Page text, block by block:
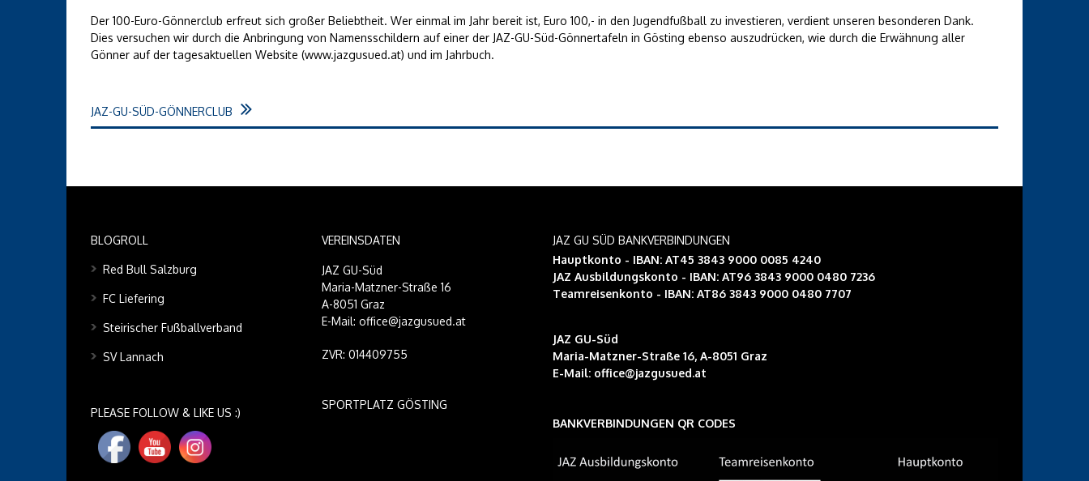
Der 100-Euro-Gönnerclub erfreut sich großer Beliebtheit. Wer einmal im Jahr bereit ist, Euro 100,- in den Jugendfußball zu investieren, verdient unseren besonderen Dank.
Dies versuchen wir durch die Anbringung von Namensschildern auf einer der JAZ-GU-Süd-Gönnertafeln in Gösting ebenso auszudrücken, wie durch die Erwähnung aller
Gönner auf der tagesaktuellen Website (www.jazgusued.at) und im Jahrbuch.
JAZ-GU-SÜD-GÖNNERCLUB
BLOGROLL
Red Bull Salzburg
FC Liefering
Steirischer Fußballverband
SV Lannach
PLEASE FOLLOW & LIKE US :)
VEREINSDATEN
JAZ GU-Süd
Maria-Matzner-Straße 16
A-8051 Graz
E-Mail: office@jazgusued.at
ZVR: 014409755
SPORTPLATZ GÖSTING
JAZ GU SÜD BANKVERBINDUNGEN
Hauptkonto - IBAN: AT45 3843 9000 0085 4240
JAZ Ausbildungskonto - IBAN: AT96 3843 9000 0480 7236
Teamreisenkonto - IBAN: AT86 3843 9000 0480 7707
JAZ GU-Süd
Maria-Matzner-Straße 16, A-8051 Graz
E-Mail: office@jazgusued.at
BANKVERBINDUNGEN QR CODES